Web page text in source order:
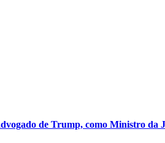
de Trump, como Ministro da